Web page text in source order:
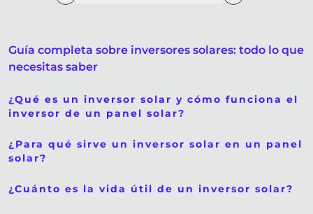
Guía completa sobre inversores solares: todo lo que
necesitas saber
¿Qué es un inversor solar y cómo funciona el
inversor de un panel solar?
¿Para qué sirve un inversor solar en un panel
solar?
¿Cuánto es la vida útil de un inversor solar?